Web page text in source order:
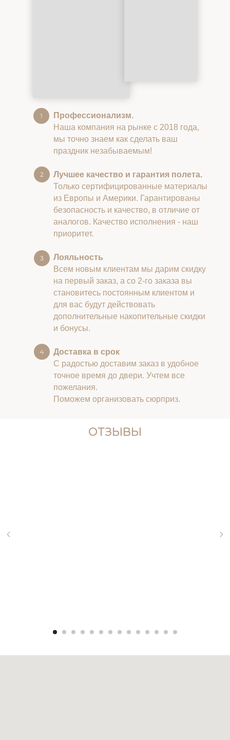
Профессионализм.
Наша компания на рынке с 2018 года,
мы точно знаем как сделать ваш
праздник незабываемым!
Лучшее качество и гарантия полета.
Только сертифицированные материалы
из Европы и Америки. Гарантированы
безопасность и качество, в отличие от
аналогов. Качество исполнения - наш
приоритет.
Лояльность
Всем новым клиентам мы дарим скидку
на первый заказ, а со 2-го заказа вы
становитесь постоянным клиентом и
для вас будут действовать
дополнительные накопительные скидки
и бонусы.
Доставка в срок
С радостью доставим заказ в удобное
точное время до двери. Учтем все
пожелания.
Поможем организовать сюрприз.
ОТЗЫВЫ